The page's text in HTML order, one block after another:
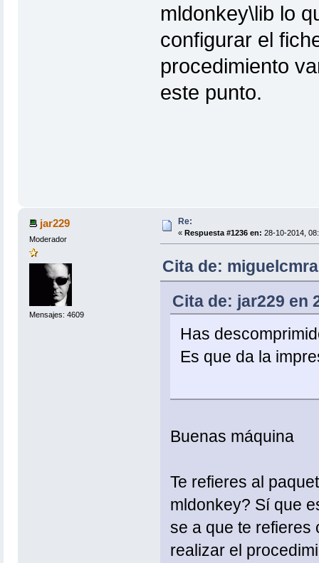
mldonkey\lib lo
configurar el
procedimiento
este punto.
jar229
Moderador
Mensajes: 4609
Re:
« Respuesta #1236 en: 28-10-2014,
Cita de:
Cita de: jar229 en
Has
Es que da la
Buenas máquina
Te refieres al
mldonkey? Sí que
se a que te refieres
realizar el